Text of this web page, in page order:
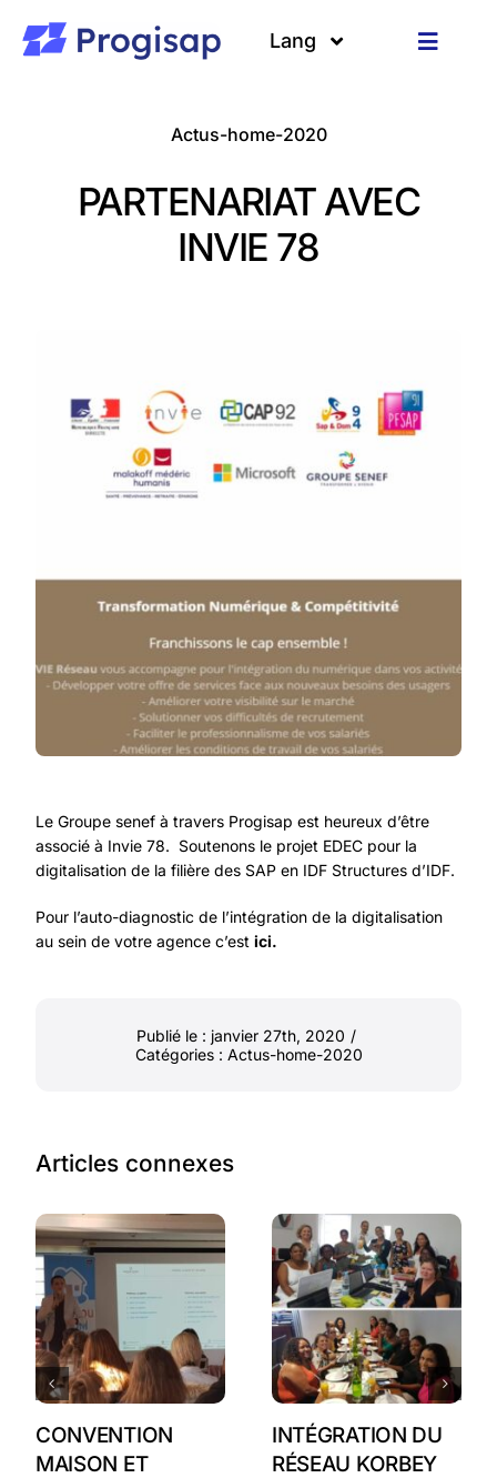
contenu
Toggle
Lang
Actus-home-2020
PARTENARIAT AVEC
INVIE 78
Le Groupe senef à travers Progisap est heureux d’être
associé à Invie 78. Soutenons le projet EDEC pour la
digitalisation de la filière des SAP en IDF Structures d’IDF.
Pour l’auto-diagnostic de l’intégration de la digitalisation
au sein de votre agence c’est ici.
Publié le : janvier 27th, 2020 /
Catégories : Actus-home-2020
Articles connexes
CONVENTION
MAISON ET
INTÉGRATION DU
RÉSEAU KORBEY